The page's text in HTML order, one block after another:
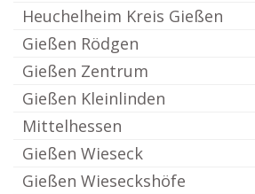
Heuchelheim Kreis Gießen
Gießen Rödgen
Gießen Zentrum
Gießen Kleinlinden
Mittelhessen
Gießen Wieseck
Gießen Wieseckshöfe